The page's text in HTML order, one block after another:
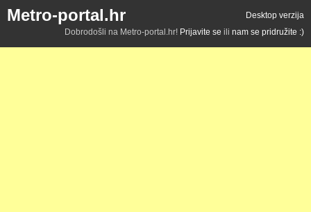
Metro-portal.hr
Desktop verzija
Dobrodošli na Metro-portal.hr! Prijavite se ili nam se pridružite :)